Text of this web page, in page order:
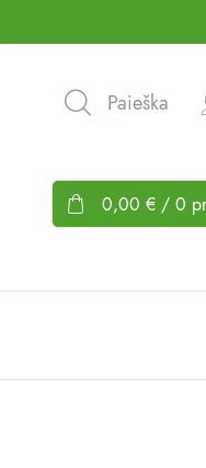
Paieška
0,00 € / 0